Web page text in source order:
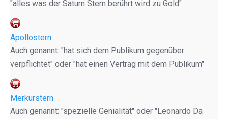
"alles was der Saturn Stern berührt wird zu Gold"
Apollostern
Auch genannt: "hat sich dem Publikum gegenüber
verpflichtet" oder "hat einen Vertrag mit dem Publikum"
Merkurstern
Auch genannt: "spezielle Genialität" oder "Leonardo Da